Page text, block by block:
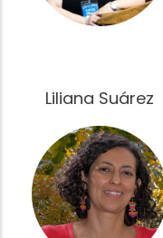
Liliana Suárez
Fotografía